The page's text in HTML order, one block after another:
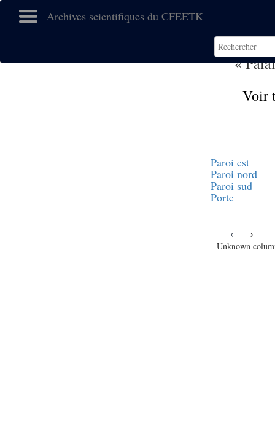
Archives scientifiques du CFEETK
«
Voir
Paroi est
Paroi nord
Paroi sud
Porte
←
→
Unknown